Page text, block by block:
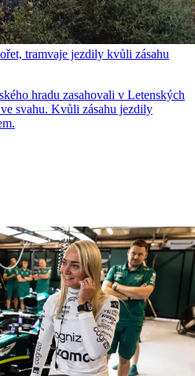
tramvaje jezdily kvůli zásahu
hradu zasahovali v Letenských
svahu. Kvůli zásahu jezdily